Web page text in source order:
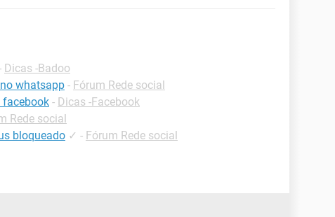
Dicas -Badoo
whatsapp - Fórum Rede social
facebook - Dicas -Facebook
Rede social
bloqueado ✓ - Fórum Rede social